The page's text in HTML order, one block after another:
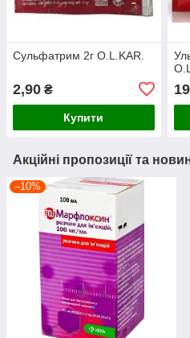
Сульфатрим 2г O.L.KAR.
2,90 ₴
Купити
19
Акційні пропозиції та
–10%